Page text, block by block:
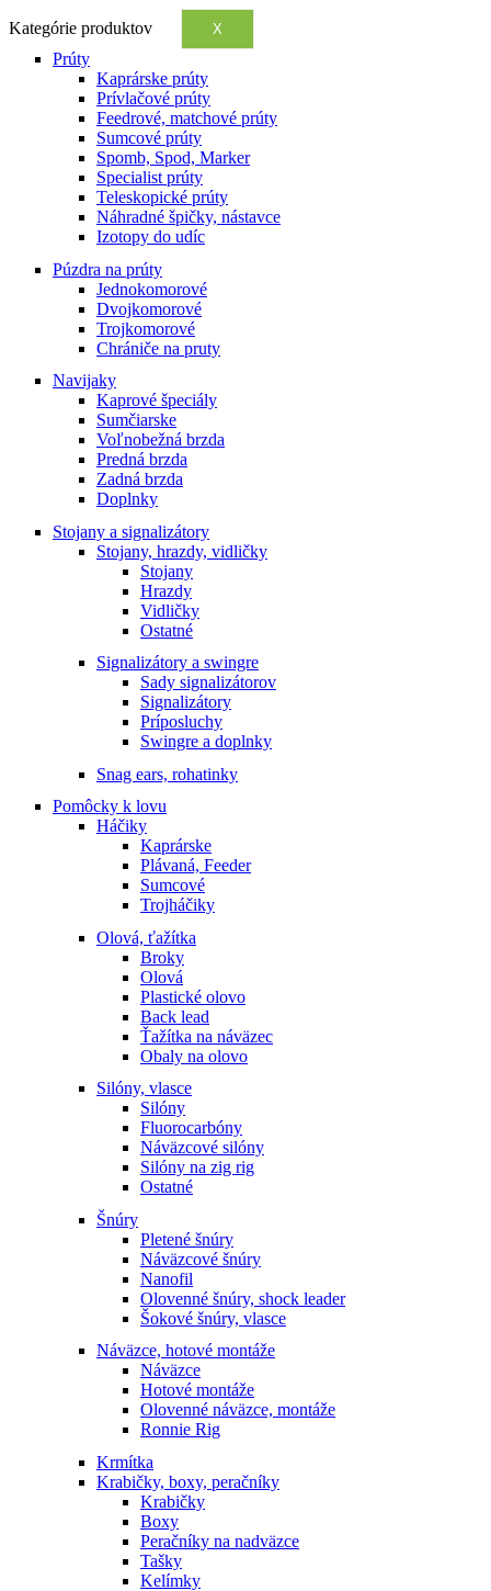
Kategórie produktov X
Prúty
Kaprárske prúty
Prívlačové prúty
Feedrové, matchové prúty
Sumcové prúty
Spomb, Spod, Marker
Specialist prúty
Teleskopické prúty
Náhradné špičky, nástavce
Izotopy do udíc
Púzdra na prúty
Jednokomorové
Dvojkomorové
Trojkomorové
Chrániče na pruty
Navijaky
Kaprové špeciály
Sumčiarske
Voľnobežná brzda
Predná brzda
Zadná brzda
Doplnky
Stojany a signalizátory
Stojany, hrazdy, vidličky
Stojany
Hrazdy
Vidličky
Ostatné
Signalizátory a swingre
Sady signalizátorov
Signalizátory
Príposluchy
Swingre a doplnky
Snag ears, rohatinky
Pomôcky k lovu
Háčiky
Kaprárske
Plávaná, Feeder
Sumcové
Trojháčiky
Olová, ťažítka
Broky
Olová
Plastické olovo
Back lead
Ťažítka na náväzec
Obaly na olovo
Silóny, vlasce
Silóny
Fluorocarbóny
Náväzcové silóny
Silóny na zig rig
Ostatné
Šnúry
Pletené šnúry
Náväzcové šnúry
Nanofil
Olovenné šnúry, shock leader
Šokové šnúry, vlasce
Náväzce, hotové montáže
Náväzce
Hotové montáže
Olovenné náväzce, montáže
Ronnie Rig
Krmítka
Krabičky, boxy, peračníky
Krabičky
Boxy
Peračníky na nadväzce
Tašky
Kelímky